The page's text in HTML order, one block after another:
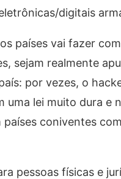
digitais
países vai fazer
sejam realmente
por vezes, o
uma lei muito dura e
coniventes
pessoas físicas e